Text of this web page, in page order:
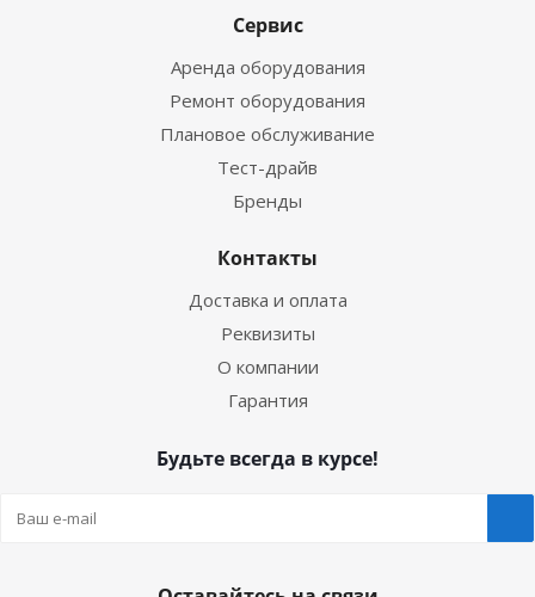
Сервис
Аренда оборудования
Ремонт оборудования
Плановое обслуживание
Тест-драйв
Бренды
Контакты
Доставка и оплата
Реквизиты
О компании
Гарантия
Будьте всегда в курсе!